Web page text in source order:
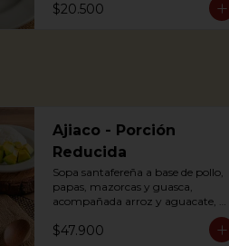
$20.500
Ajiaco - Porción
Reducida
Sopa santafereña a base de pollo,
papas, mazorcas y guasca,
acompañada arroz y aguacate,
crema de leche y alcaparras. (Foto
de porción completa).
$47.900